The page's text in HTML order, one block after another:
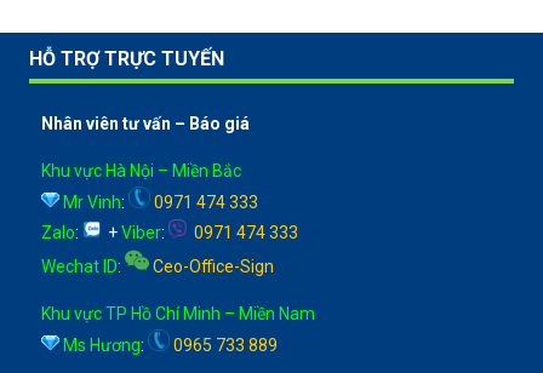
HỖ TRỢ TRỰC TUYẾN
Nhân viên tư vấn – Báo giá
Khu vực Hà Nội – Miền Bắc
Mr Vinh:
0971 474 333
Zalo: +Viber:
0971 474 333
Wechat ID: Ceo-Office-Sign
Khu vực TP Hồ Chí Minh – Miền Nam
Ms Hương: 0965 733 889